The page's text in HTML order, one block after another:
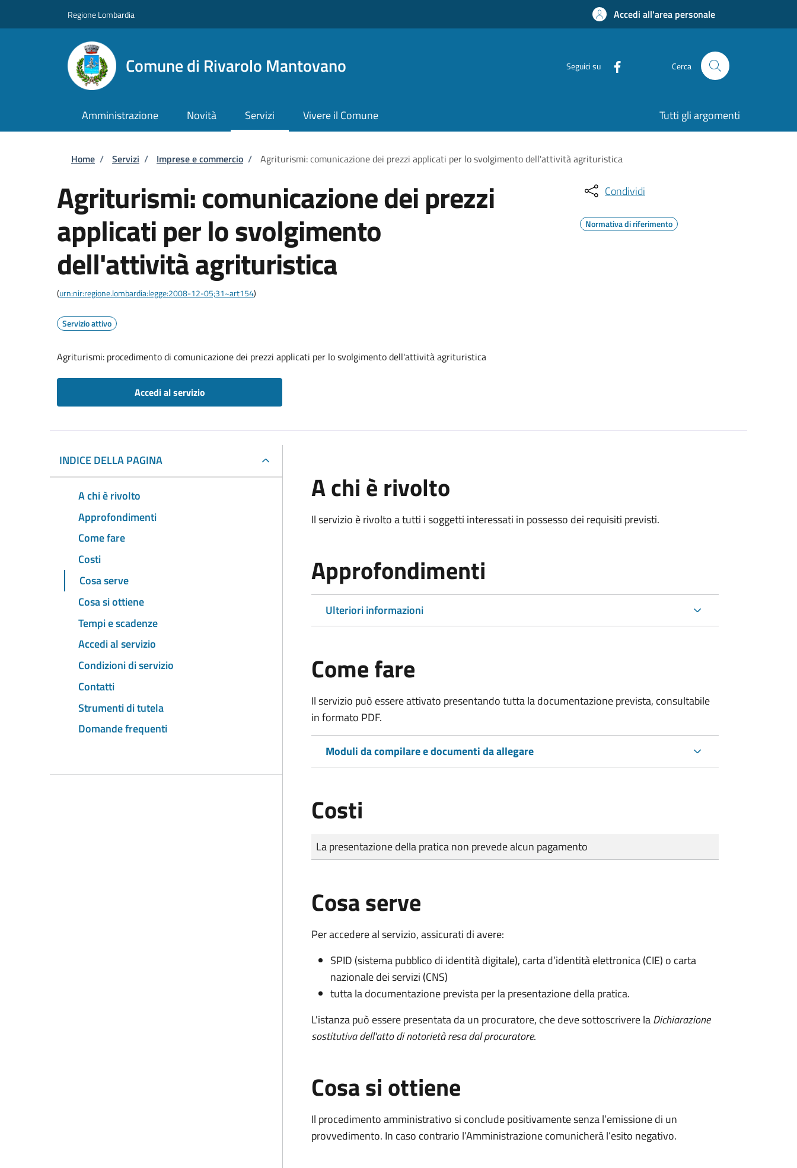
Regione Lombardia Accedi all'area personale
Comune di Rivarolo Mantovano Seguici su Cerca
Amministrazione Novità Servizi Vivere il Comune Tutti gli argomenti
Briciole di pane
Home / Servizi / Imprese e commercio / Agriturismi: comunicazione dei prezzi applicati per lo svolgimento dell'attività agrituristica
Agriturismi: comunicazione dei prezzi
applicati per lo svolgimento
dell'attività agrituristica
(urn:nir:regione.lombardia:legge:2008-12-05;31~art154)
Servizio attivo
Agriturismi: procedimento di comunicazione dei prezzi applicati per lo svolgimento dell'attività agrituristica
Accedi al servizio
Condividi
Normativa di riferimento
INDICE DELLA PAGINA
A chi è rivolto
Approfondimenti
Come fare
Costi
Cosa serve
Cosa si ottiene
Tempi e scadenze
Accedi al servizio
Condizioni di servizio
Contatti
Strumenti di tutela
Domande frequenti
A chi è rivolto
Il servizio è rivolto a tutti i soggetti interessati in possesso dei requisiti previsti.
Approfondimenti
Ulteriori informazioni
Come fare
Il servizio può essere attivato presentando tutta la documentazione prevista, consultabile
in formato PDF.
Moduli da compilare e documenti da allegare
Costi
Tipo di pagamento
Importo
La presentazione della pratica non prevede alcun pagamento
Cosa serve
Per accedere al servizio, assicurati di avere:
SPID (sistema pubblico di identità digitale), carta d’identità elettronica (CIE) o carta
nazionale dei servizi (CNS)
tutta la documentazione prevista per la presentazione della pratica.
L'istanza può essere presentata da un procuratore, che deve sottoscrivere laDichiarazione
sostitutiva dell'atto di notorietà resa dal procuratore.
Cosa si ottiene
Il procedimento amministrativo si conclude positivamente senza l’emissione di un
provvedimento. In caso contrario l’Amministrazione comunicherà l’esito negativo.